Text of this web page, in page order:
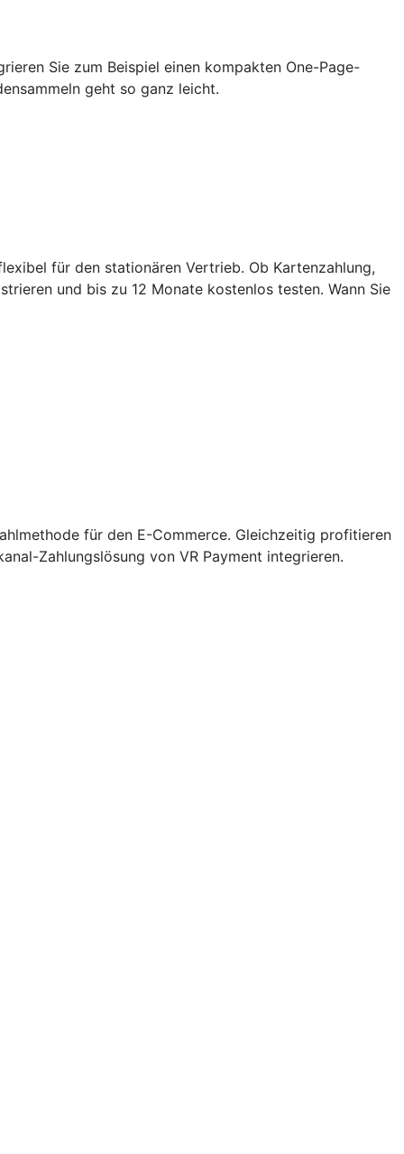
Sie zum Beispiel einen kompakten One-Page-
geht so ganz leicht.
für den stationären Vertrieb. Ob Kartenzahlung,
und bis zu 12 Monate kostenlos testen. Wann Sie
für den E-Commerce. Gleichzeitig profitieren
Zahlungslösung von VR Payment integrieren.